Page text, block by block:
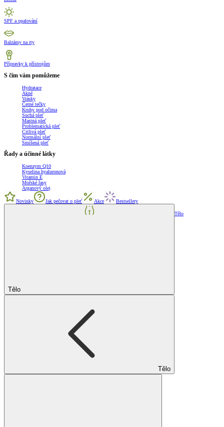
SPF a opalování
Balzámy na rty
Přípravky k přístrojům
S čím vám pomůžeme
Hydratace
Akné
Vrásky
Černé tečky
Kruhy pod očima
Suchá pleť
Mastná pleť
Problematická pleť
Citlivá pleť
Normální pleť
Smíšená pleť
Řady a účinné látky
Koenzym Q10
Kyselina hyaluronová
Vitamin E
Mořské řasy
Arganový olej
Novinky Jak pečovat o pleť Akce Bestsellery
Tělo
Tělo
Tělo